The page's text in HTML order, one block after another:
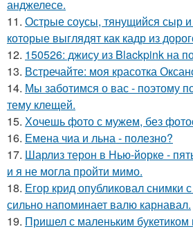
анджелесе.
11. Острые соусы, тянущийся сыр
которые выглядят как кадр из
12. 150526: джису из Blackpink на
13. Встречайте: моя красотка
14. Мы заботимся о вас - поэтому
тему клещей.
15. Хочешь фото с мужем, без
16. Емена чиа и льна - полезно?
17. Шарлиз терон в Нью-йорке -
и я не могла пройти мимо.
18. Егор крид опубликовал снимки
сильно напоминает валю карнавал.
19. Пришел с маленьким букетиком